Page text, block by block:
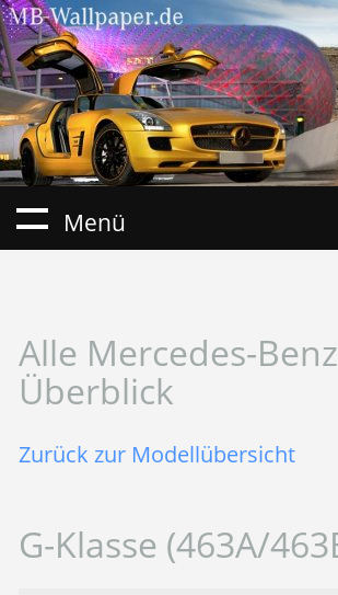
Menü
Alle Mercedes-
Überblick
Zurück zur Modellübersicht
G-Klasse (463A/